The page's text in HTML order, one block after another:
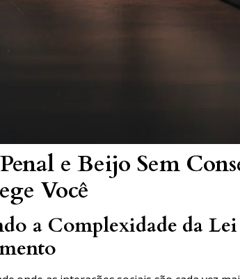
e Beijo Sem
Você
a Complexidade da